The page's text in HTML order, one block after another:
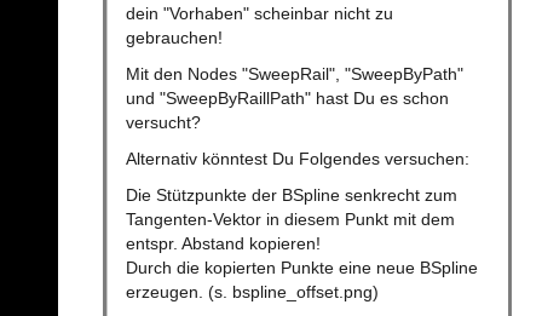
dein "Vorhaben" scheinbar nicht zu
gebrauchen!
Mit den Nodes "SweepRail", "SweepByPath"
und "SweepByRaillPath" hast Du es schon
versucht?
Alternativ könntest Du Folgendes versuchen:
Die Stützpunkte der BSpline senkrecht zum
Tangenten-Vektor in diesem Punkt mit dem
entspr. Abstand kopieren!
Durch die kopierten Punkte eine neue BSpline
erzeugen. (s. bspline_offset.png)